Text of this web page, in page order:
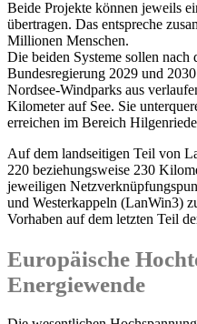
Beide Projekte können jeweils
übertragen. Das entspreche
Millionen Menschen.
Die beiden Systeme sollen nach
Bundesregierung 2029 und
Nordsee-Windparks aus
Kilometer auf See. Sie
erreichen im Bereich
Auf dem landseitigen Teil von
220 beziehungsweise 230
jeweiligen
und Westerkappeln (LanWin3)
Vorhaben auf dem letzten Teil
Europäische
Energiewende